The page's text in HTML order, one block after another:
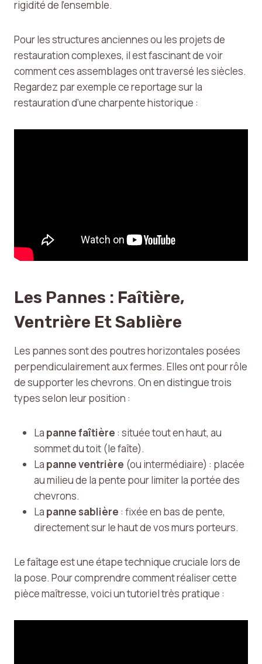
rigidité de l’ensemble.
Pour les structures anciennes ou les projets de
restauration complexes, il est fascinant de voir
comment ces assemblages ont traversé les siècles.
Regardez par exemple ce reportage sur la
restauration d’une charpente historique :
Les Pannes : Faîtière,
Ventrière Et Sablière
Les pannes sont des poutres horizontales posées
perpendiculairement aux fermes. Elles ont pour rôle
de supporter les chevrons. On en distingue trois
types selon leur position :
La panne faîtière : située tout en haut, au
sommet du toit (le faîte).
La panne ventrière (ou intermédiaire) : placée
au milieu de la pente pour limiter la portée des
chevrons.
La panne sablière : fixée en bas de pente,
directement sur le haut de vos murs porteurs.
Le faîtage est une étape technique cruciale lors de
la pose. Pour comprendre comment réaliser cette
pièce maîtresse, voici un tutoriel très pratique :